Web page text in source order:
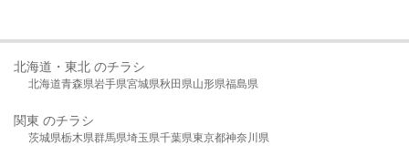
北海道・東北 のチラシ
北海道青森県岩手県宮城県秋田県山形県福島県
関東 のチラシ
茨城県栃木県群馬県埼玉県千葉県東京都神奈川県